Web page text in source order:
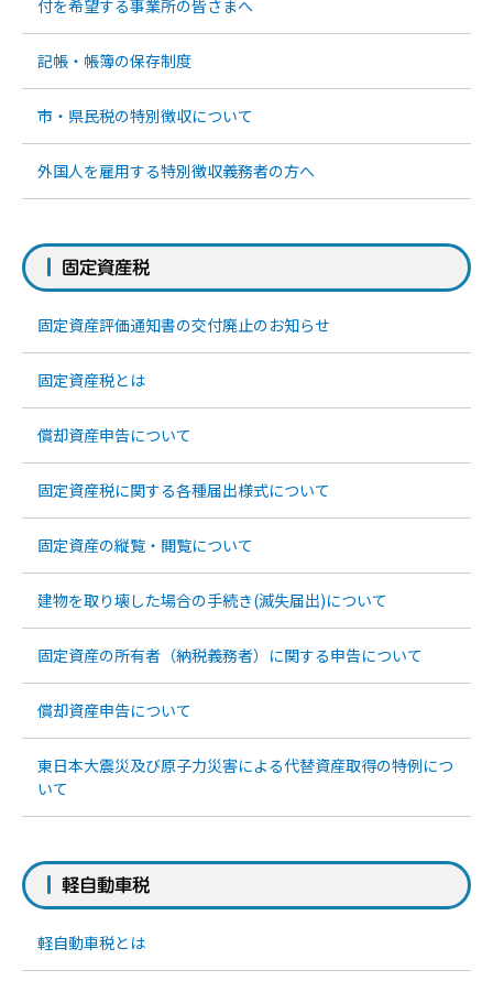
付を希望する事業所の皆さまへ
記帳・帳簿の保存制度
市・県民税の特別徴収について
外国人を雇用する特別徴収義務者の方へ
固定資産税
固定資産評価通知書の交付廃止のお知らせ
固定資産税とは
償却資産申告について
固定資産税に関する各種届出様式について
固定資産の縦覧・閲覧について
建物を取り壊した場合の手続き(滅失届出)について
固定資産の所有者（納税義務者）に関する申告について
償却資産申告について
東日本大震災及び原子力災害による代替資産取得の特例につ
いて
軽自動車税
軽自動車税とは